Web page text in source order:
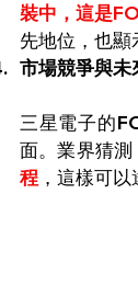
裝中，這是
先地位，也顯
市場競爭與未
三星電子的
面。業界猜測
程 ，這樣可